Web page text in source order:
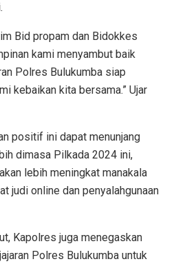
Bid propam dan Bidokkes
kami menyambut baik
Polres Bulukumba siap
kebaikan kita bersama.” Ujar
positif ini dapat menunjang
dimasa Pilkada 2024 ini,
lebih meningkat manakala
judi online dan penyalahgunaan
Kapolres juga menegaskan
Polres Bulukumba untuk